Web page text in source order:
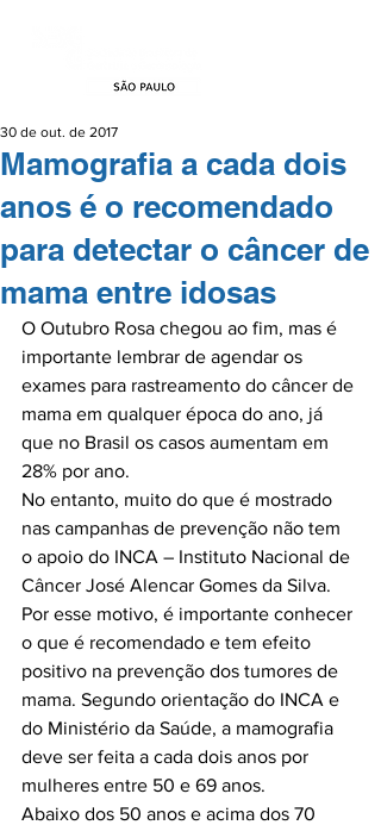
Mamografia a cada dois
anos é o recomendado
para detectar o câncer de
mama entre idosas
30 de out. de 2017
O Outubro Rosa chegou ao fim, mas é
importante lembrar de agendar os
exames para rastreamento do câncer de
mama em qualquer época do ano, já
que no Brasil os casos aumentam em
28% por ano.
No entanto, muito do que é mostrado
nas campanhas de prevenção não tem
o apoio do INCA – Instituto Nacional de
Câncer José Alencar Gomes da Silva.
Por esse motivo, é importante conhecer
o que é recomendado e tem efeito
positivo na prevenção dos tumores de
mama. Segundo orientação do INCA e
do Ministério da Saúde, a mamografia
deve ser feita a cada dois anos por
mulheres entre 50 e 69 anos.
Abaixo dos 50 anos e acima dos 70